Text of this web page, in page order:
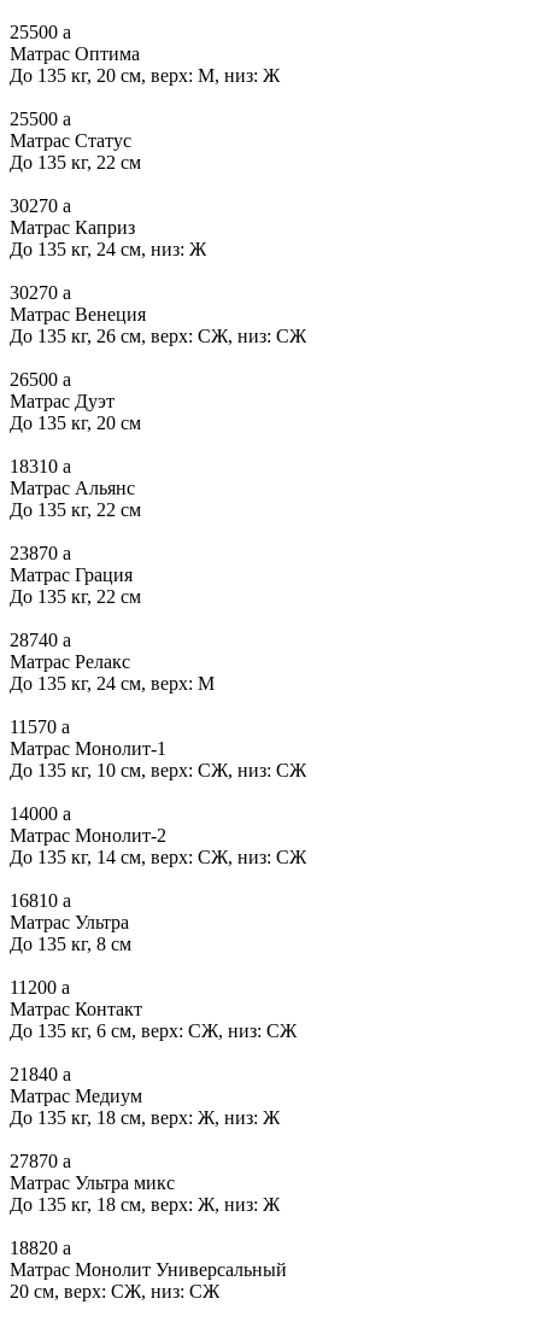
25500 a
Матрас Оптима
До 135 кг, 20 см, верх: М, низ: Ж
25500 a
Матрас Статус
До 135 кг, 22 см
30270 a
Матрас Каприз
До 135 кг, 24 см, низ: Ж
30270 a
Матрас Венеция
До 135 кг, 26 см, верх: СЖ, низ: СЖ
26500 a
Матрас Дуэт
До 135 кг, 20 см
18310 a
Матрас Альянс
До 135 кг, 22 см
23870 a
Матрас Грация
До 135 кг, 22 см
28740 a
Матрас Релакс
До 135 кг, 24 см, верх: М
11570 a
Матрас Монолит-1
До 135 кг, 10 см, верх: СЖ, низ: СЖ
14000 a
Матрас Монолит-2
До 135 кг, 14 см, верх: СЖ, низ: СЖ
16810 a
Матрас Ультра
До 135 кг, 8 см
11200 a
Матрас Контакт
До 135 кг, 6 см, верх: СЖ, низ: СЖ
21840 a
Матрас Медиум
До 135 кг, 18 см, верх: Ж, низ: Ж
27870 a
Матрас Ультра микс
До 135 кг, 18 см, верх: Ж, низ: Ж
18820 a
Матрас Монолит Универсальный
20 см, верх: СЖ, низ: СЖ